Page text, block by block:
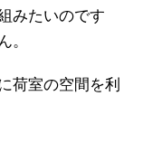
みたいのです
。
荷室の空間を利